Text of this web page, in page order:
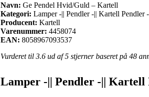
Navn: Ge Pendel Hvid/Guld – Kartell
Kategori: Lamper -|| Pendler -|| Kartell
Producent: Kartell
Varenummer: 4458074
EAN: 8058967093537
Vurderet til 3.6 ud af 5 stjerner baseret på 48
Lamper -|| Pendler -||